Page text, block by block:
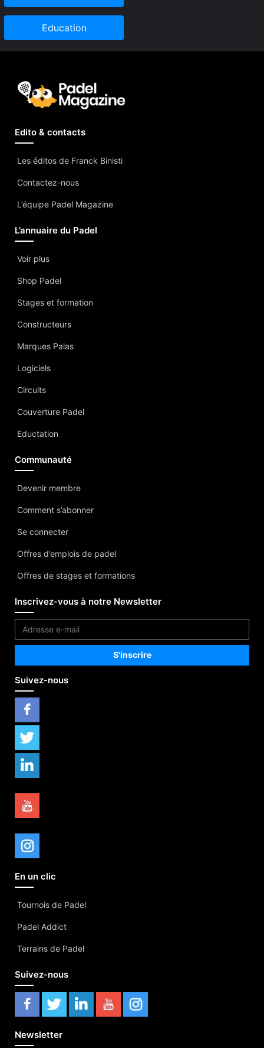
Education
Edito & contacts
Les éditos de Franck Binisti
Contactez-nous
L’équipe Padel Magazine
L’annuaire du Padel
Voir plus
Shop Padel
Stages et formation
Constructeurs
Marques Palas
Logiciels
Circuits
Couverture Padel
Eductation
Communauté
Devenir membre
Comment s’abonner
Se connecter
Offres d’emplois de padel
Offres de stages et formations
Inscrivez-vous à notre Newsletter
Suivez-nous
En un clic
Tournois de Padel
Padel Addict
Terrains de Padel
Suivez-nous
Newsletter